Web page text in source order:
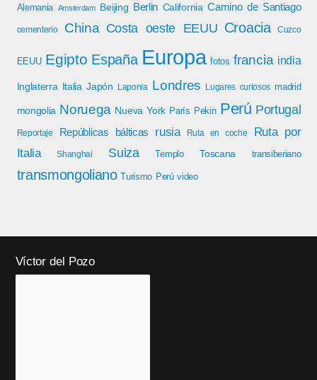
Alemania Amsterdam Beijing Berlin California Camino de Santiago
cementerio China Costa oeste EEUU Croacia Cuzco
EEUU Egipto España Europa fotos francia india
Inglaterra Italia Japón Laponia Londres Lugares curiosos madrid
mongolia Noruega Nueva York París Pekin Perú Portugal
Reportaje Repúblicas bálticas rusia Ruta en coche
Ruta por
Italia
Shanghai Suiza Templo Toscana transiberiano
transmongoliano Turismo Perú video
Víctor del Pozo